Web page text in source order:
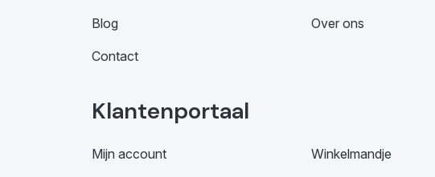
Blog Over ons
Contact
Klantenportaal
Mijn account Winkelmandje